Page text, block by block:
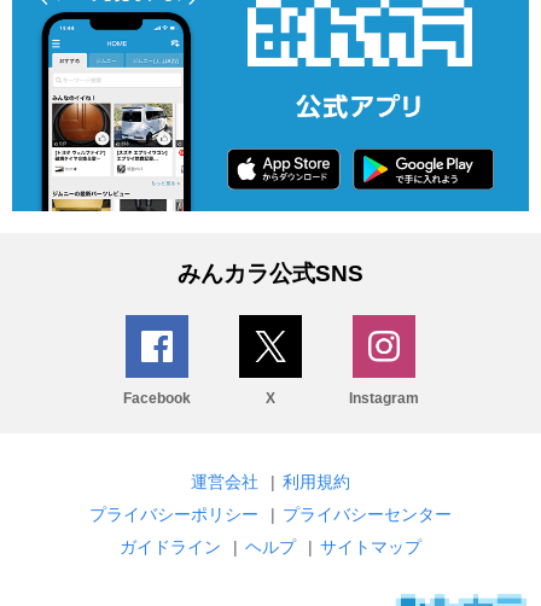
みんカラ公式SNS
Facebook X Instagram
運営会社 | 利用規約
プライバシーポリシー
| プライバシーセンター
ガイドライン
| ヘルプ | サイトマップ